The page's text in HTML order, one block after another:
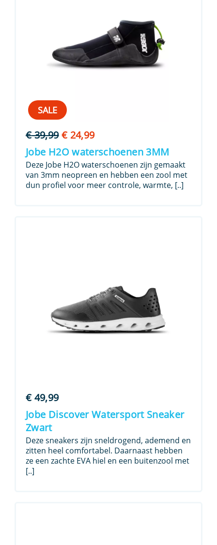
SALE
€39,99 Oorspronkelijke
prijs
was:
€ 39,99.
€24,99Huidige
prijs
is:
€ 24,99.
Jobe H2O waterschoenen 3MM
Deze Jobe H2O waterschoenen zijn gemaakt
van 3mm neopreen en hebben een zool met
dun profiel voor meer controle, warmte, [..]
€49,99
Jobe Discover Watersport Sneaker
Zwart
Deze sneakers zijn sneldrogend, ademend en
zitten heel comfortabel. Daarnaast hebben
ze een zachte EVA hiel en een buitenzool met
[..]